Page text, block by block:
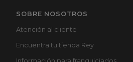
SOBRE NOSOTROS
Atención al cliente
Encuentra tu tienda Rey